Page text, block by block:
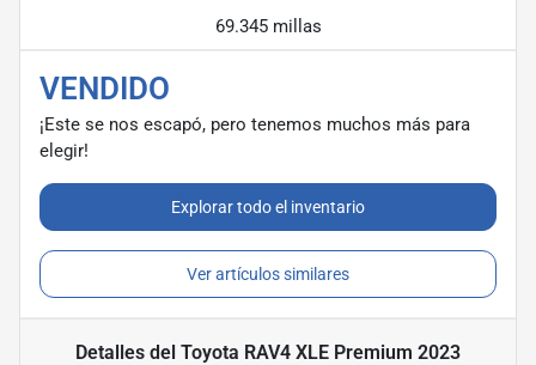
69.345 millas
VENDIDO
¡Este se nos escapó, pero tenemos muchos más para
elegir!
Explorar todo el inventario
Ver artículos similares
Detalles del Toyota RAV4 XLE Premium 2023